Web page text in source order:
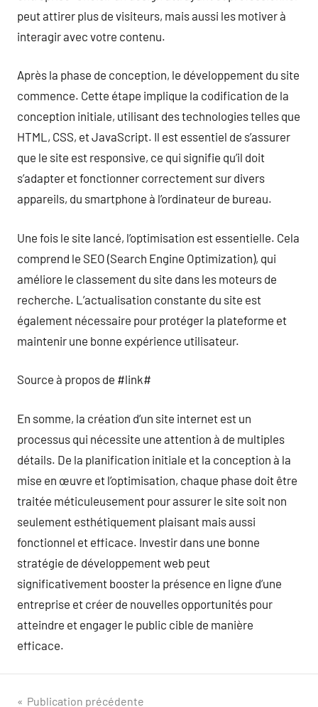
peut attirer plus de visiteurs, mais aussi les motiver à
interagir avec votre contenu.
Après la phase de conception, le développement du site
commence. Cette étape implique la codification de la
conception initiale, utilisant des technologies telles que
HTML, CSS, et JavaScript. Il est essentiel de s’assurer
que le site est responsive, ce qui signifie qu’il doit
s’adapter et fonctionner correctement sur divers
appareils, du smartphone à l’ordinateur de bureau.
Une fois le site lancé, l’optimisation est essentielle. Cela
comprend le SEO (Search Engine Optimization), qui
améliore le classement du site dans les moteurs de
recherche. L’actualisation constante du site est
également nécessaire pour protéger la plateforme et
maintenir une bonne expérience utilisateur.
Source à propos de #link#
En somme, la création d’un site internet est un
processus qui nécessite une attention à de multiples
détails. De la planification initiale et la conception à la
mise en œuvre et l’optimisation, chaque phase doit être
traitée méticuleusement pour assurer le site soit non
seulement esthétiquement plaisant mais aussi
fonctionnel et efficace. Investir dans une bonne
stratégie de développement web peut
significativement booster la présence en ligne d’une
entreprise et créer de nouvelles opportunités pour
atteindre et engager le public cible de manière
efficace.
Publication précédente